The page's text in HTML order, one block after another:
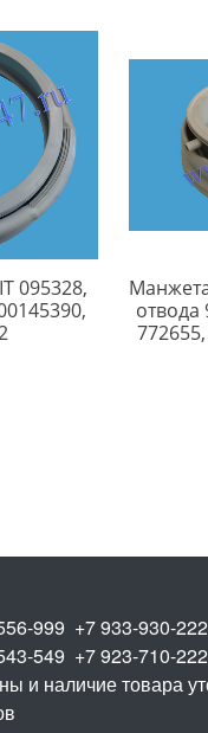
095328,
отвода
999 +7 933-930-
549 +7 923-710-
и наличие товара